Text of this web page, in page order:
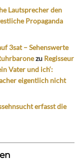
Lautsprecher den
Propaganda
3sat – Sehenswerte
zu Regisseur
Vater und ich‘:
eigentlich nicht
erfasst die